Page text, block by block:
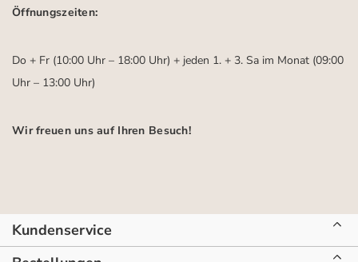
Öffnungszeiten:
Do + Fr (10:00 Uhr – 18:00 Uhr) + jeden 1. + 3. Sa im Monat (09:00
Uhr – 13:00 Uhr)
Wir freuen uns auf Ihren Besuch!
Kundenservice